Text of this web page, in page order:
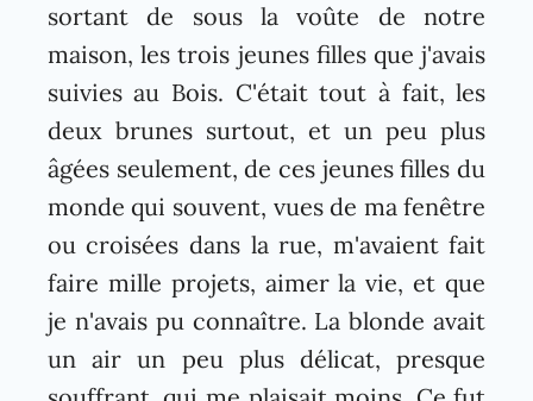
sortant de sous la voûte de notre
maison, les trois jeunes filles que j'avais
suivies au Bois. C'était tout à fait, les
deux brunes surtout, et un peu plus
âgées seulement, de ces jeunes filles du
monde qui souvent, vues de ma fenêtre
ou croisées dans la rue, m'avaient fait
faire mille projets, aimer la vie, et que
je n'avais pu connaître. La blonde avait
un air un peu plus délicat, presque